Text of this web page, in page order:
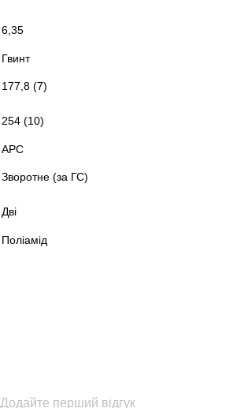
6,35
Гвинт
177,8 (7)
254 (10)
APC
Зворотне (за ГС)
Дві
Поліамід
Додайте перший відгук